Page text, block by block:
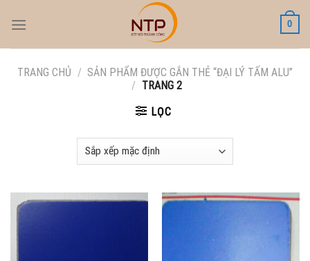
0
TRANG CHỦ / SẢN PHẨM ĐƯỢC GẮN THẺ “ĐẠI LÝ TẤM ALU”
/ TRANG 2
LỌC